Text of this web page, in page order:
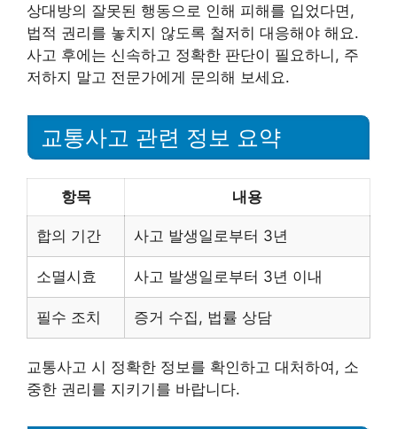
상대방의 잘못된 행동으로 인해 피해를 입었다면,
법적 권리를 놓치지 않도록 철저히 대응해야 해요.
사고 후에는 신속하고 정확한 판단이 필요하니, 주
저하지 말고 전문가에게 문의해 보세요.
교통사고 관련 정보 요약
항목 내용
합의 기간 사고 발생일로부터 3년
소멸시효 사고 발생일로부터 3년 이내
필수 조치 증거 수집, 법률 상담
교통사고 시 정확한 정보를 확인하고 대처하여, 소
중한 권리를 지키기를 바랍니다.